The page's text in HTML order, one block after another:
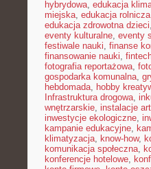
hybrydowa, edukacja
miejska, edukacja rolnicza
edukacja zdrowotna dzieci,
eventy kulturalne, eventy
festiwale nauki, finanse
finansowanie nauki,
fotografia reportażowa,
gospodarka komunalna,
hebdomada, hobby
Infrastruktura drogowa,
wnętrzarskie, instalacje
inwestycje ekologiczne,
kampanie edukacyjne,
klimatyzacja, know-how,
komunikacja społeczna,
konferencje hotelowe,